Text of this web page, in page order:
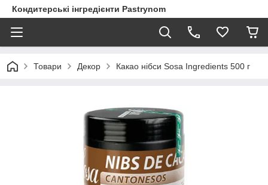
Кондитерські інгредієнти Pastrynom
Товари Декор Какао нібси Sosa Ingredients 500 г